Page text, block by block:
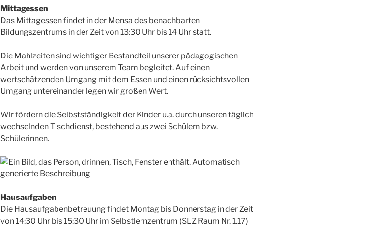
Mittagessen
Das Mittagessen findet in der Mensa des benachbarten
Bildungszentrums in der Zeit von 13:30 Uhr bis 14 Uhr statt.
Die Mahlzeiten sind wichtiger Bestandteil unserer pädagogischen
Arbeit und werden von unserem Team begleitet. Auf einen
wertschätzenden Umgang mit dem Essen und einen rücksichtsvollen
Umgang untereinander legen wir großen Wert.
Wir fördern die Selbstständigkeit der Kinder u.a. durch unseren täglich
wechselnden Tischdienst, bestehend aus zwei Schülern bzw.
Schülerinnen.
Hausaufgaben
Die Hausaufgabenbetreuung findet Montag bis Donnerstag in der Zeit
von 14:30 Uhr bis 15:30 Uhr im Selbstlernzentrum (SLZ Raum Nr. 1.17)